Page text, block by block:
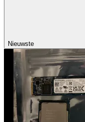
Nieuwste